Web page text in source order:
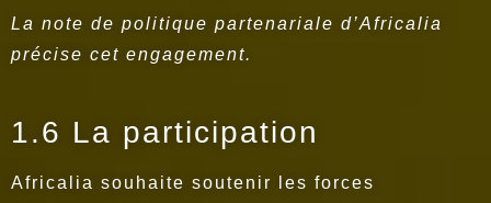
La note de politique partenariale d’Africalia
précise cet engagement.
1.6 La participation
Africalia souhaite soutenir les forces